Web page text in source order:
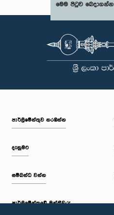
මෙම පිටුව බෙදාගන්න
පාර්ලි‌මේන්තුව නරඹන්න
දැනුමට
සම්බන්ධ වන්න
පාර්ලි‌මේන්තුවේ මන්ත්‍රීවරු